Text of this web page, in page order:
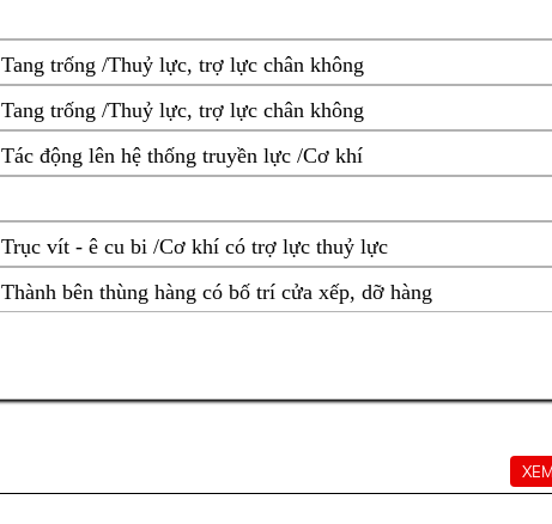
Tang trống /Thuỷ lực, trợ lực chân không
Tang trống /Thuỷ lực, trợ lực chân không
Tác động lên hệ thống truyền lực /Cơ khí
Trục vít - ê cu bi /Cơ khí có trợ lực thuỷ lực
Thành bên thùng hàng có bố trí cửa xếp, dỡ hàng